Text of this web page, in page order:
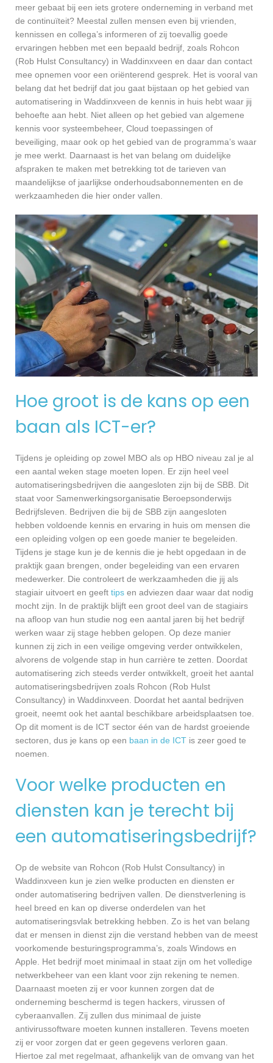
meer gebaat bij een iets grotere onderneming in verband met
de continuïteit? Meestal zullen mensen even bij vrienden,
kennissen en collega’s informeren of zij toevallig goede
ervaringen hebben met een bepaald bedrijf, zoals Rohcon
(Rob Hulst Consultancy) in Waddinxveen en daar dan contact
mee opnemen voor een oriënterend gesprek. Het is vooral van
belang dat het bedrijf dat jou gaat bijstaan op het gebied van
automatisering in Waddinxveen de kennis in huis hebt waar jij
behoefte aan hebt. Niet alleen op het gebied van algemene
kennis voor systeembeheer, Cloud toepassingen of
beveiliging, maar ook op het gebied van de programma’s waar
je mee werkt. Daarnaast is het van belang om duidelijke
afspraken te maken met betrekking tot de tarieven van
maandelijkse of jaarlijkse onderhoudsabonnementen en de
werkzaamheden die hier onder vallen.
Hoe groot is de kans op een
baan als ICT-er?
Tijdens je opleiding op zowel MBO als op HBO niveau zal je al
een aantal weken stage moeten lopen. Er zijn heel veel
automatiseringsbedrijven die aangesloten zijn bij de SBB. Dit
staat voor Samenwerkingsorganisatie Beroepsonderwijs
Bedrijfsleven. Bedrijven die bij de SBB zijn aangesloten
hebben voldoende kennis en ervaring in huis om mensen die
een opleiding volgen op een goede manier te begeleiden.
Tijdens je stage kun je de kennis die je hebt opgedaan in de
praktijk gaan brengen, onder begeleiding van een ervaren
medewerker. Die controleert de werkzaamheden die jij als
stagiair uitvoert en geeft tips en adviezen daar waar dat nodig
mocht zijn. In de praktijk blijft een groot deel van de stagiairs
na afloop van hun studie nog een aantal jaren bij het bedrijf
werken waar zij stage hebben gelopen. Op deze manier
kunnen zij zich in een veilige omgeving verder ontwikkelen,
alvorens de volgende stap in hun carrière te zetten. Doordat
automatisering zich steeds verder ontwikkelt, groeit het aantal
automatiseringsbedrijven zoals Rohcon (Rob Hulst
Consultancy) in Waddinxveen. Doordat het aantal bedrijven
groeit, neemt ook het aantal beschikbare arbeidsplaatsen toe.
Op dit moment is de ICT sector één van de hardst groeiende
sectoren, dus je kans op een baan in de ICT is zeer goed te
noemen.
Voor welke producten en
diensten kan je terecht bij
een automatiseringsbedrijf?
Op de website van Rohcon (Rob Hulst Consultancy) in
Waddinxveen kun je zien welke producten en diensten er
onder automatisering bedrijven vallen. De dienstverlening is
heel breed en kan op diverse onderdelen van het
automatiseringsvlak betrekking hebben. Zo is het van belang
dat er mensen in dienst zijn die verstand hebben van de meest
voorkomende besturingsprogramma’s, zoals Windows en
Apple. Het bedrijf moet minimaal in staat zijn om het volledige
netwerkbeheer van een klant voor zijn rekening te nemen.
Daarnaast moeten zij er voor kunnen zorgen dat de
onderneming beschermd is tegen hackers, virussen of
cyberaanvallen. Zij zullen dus minimaal de juiste
antivirussoftware moeten kunnen installeren. Tevens moeten
zij er voor zorgen dat er geen gegevens verloren gaan.
Hiertoe zal met regelmaat, afhankelijk van de omvang van het